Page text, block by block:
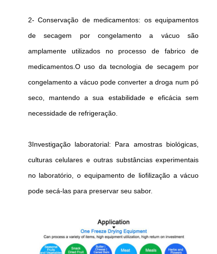
2- Conservação de medicamentos: os equipamentos
de secagem por congelamento a vácuo são
amplamente utilizados no processo de fabrico de
medicamentos.O uso da tecnologia de secagem por
congelamento a vácuo pode converter a droga num pó
seco, mantendo a sua estabilidade e eficácia sem
necessidade de refrigeração.
3Investigação laboratorial: Para amostras biológicas,
culturas celulares e outras substâncias experimentais
no laboratório, o equipamento de liofilização a vácuo
pode secá-las para preservar seu sabor.